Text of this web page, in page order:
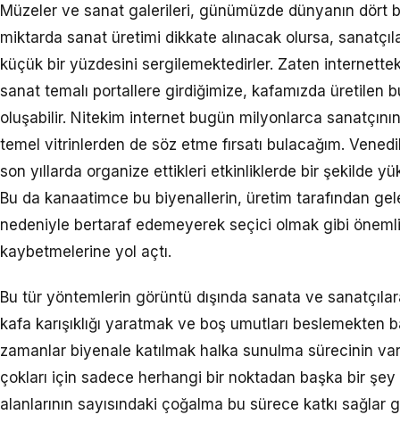
Müzeler ve sanat galerileri, günümüzde dünyanın dört
miktarda sanat üretimi dikkate alınacak olursa,
küçük bir yüzdesini sergilemektedirler. Zaten
sanat temalı portallere girdiğimize, kafamızda üretilen
oluşabilir. Nitekim internet bugün milyonlarca
temel vitrinlerden de söz etme fırsatı bulacağım.
son yıllarda organize ettikleri etkinliklerde bir şekilde
Bu da kanaatimce bu biyenallerin, üretim tarafından
nedeniyle bertaraf edemeyerek seçici olmak gibi
kaybetmelerine yol açtı.
Bu tür yöntemlerin görüntü dışında sanata ve
kafa karışıklığı yaratmak ve boş umutları beslemekten
zamanlar biyenale katılmak halka sunulma sürecinin
çokları için sadece herhangi bir noktadan başka bir
alanlarının sayısındaki çoğalma bu sürece katkı sağlar